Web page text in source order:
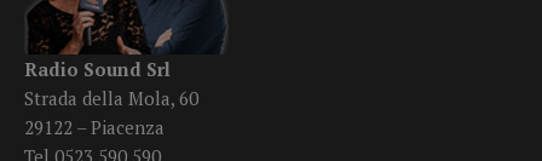
Radio Sound Srl
Strada della Mola, 60
29122 – Piacenza
Tel 0523 590 590